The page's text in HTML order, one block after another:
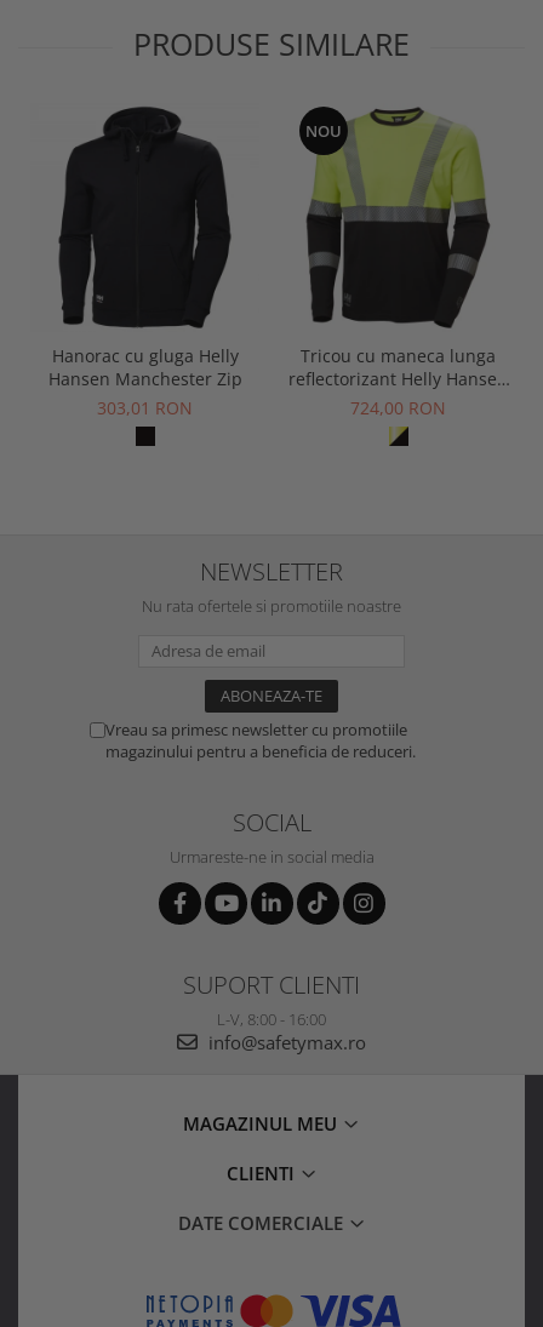
PRODUSE SIMILARE
Hanorac cu gluga Helly
Hansen Manchester Zip
303,01 RON
NOU
Tricou cu maneca lunga
reflectorizant Helly Hansen
Fyre Longsleeve CL1
724,00 RON
NEWSLETTER
Nu rata ofertele si promotiile noastre
Vreau sa primesc newsletter cu promotiile
magazinului pentru a beneficia de reduceri.
SOCIAL
Urmareste-ne in social media
SUPORT CLIENTI
L-V, 8:00 - 16:00
info@safetymax.ro
MAGAZINUL MEU
CLIENTI
DATE COMERCIALE